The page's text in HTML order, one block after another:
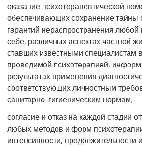
оказание психотерапевтической
обеспечивающих сохранение тайны
гарантий нераспространения
себе, различных аспектах частной
ставших известными специалистам
проводимой психотерапией,
результатах применения
соответствующих личностным
санитарно-гигиеническим нормам;
согласие и отказ на каждой стадии
любых методов и форм
интенсивности, продолжительности